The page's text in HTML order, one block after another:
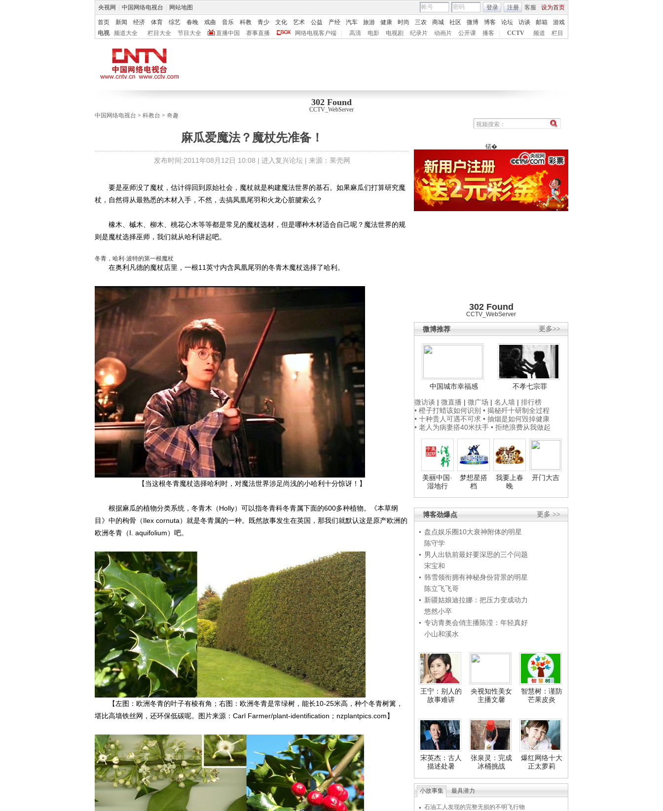
央视网 中国网络电视台 网站地图 客服 设为首页
登录 注册
首页 新闻 经济 体育 综艺 春晚 戏曲 音乐 科教 青少 文化 艺术 公益 产经 汽车 旅游 健康 时尚 三农 商城 社区 微博 博客 论坛 访谈 邮箱
游戏
电视
频道大全 栏目大全 节目大全 直播中国 赛事直播 网络电视客户端 高清 电影 电视剧 纪录片 动画片 公开课 播客 CCTV 频道 栏目
302 Found
CCTV_WebServer
中国网络电视台 > 科教台 > 奇趣
锘�
302 Found
CCTV_WebServer
更多>>
微博推荐
中国城市幸福感
不孝七宗罪
微访谈 | 微直播 | 微广场 | 名人墙 | 排行榜
• 橙子打蜡该如何识别 • 揭秘歼十研制全过程
• 十种贵人可遇不可求 • 抽烟是如何毁掉健康
• 老人为病妻搭40米扶手 • 拒绝浪费从我做起
美丽中国·
湿地行
梦想星搭
档
我要上春
晚
开门大吉
更多 >>
博客劲爆点
盘点娱乐圈10大衰神附体的明星
陈守学
男人出轨前最好要深思的三个问题
宋宝和
韩雪领衔拥有神秘身份背景的明星
陈立飞飞哥
新疆姑娘迪拉娜：把压力变成动力
悠然小卒
专访青奥会俏主播陈滢：年轻真好
小山和溪水
王宁：别人的
故事难讲
央视知性美女
主播文馨
智慧树：谨防
芒果皮炎
宋英杰：古人
描述处暑
张泉灵：完成
冰桶挑战
爆红网络十大
正太萝莉
小故事集 最具潜力
石油工人发现的完整无损的不明飞行物
麻瓜爱魔法？魔杖先准备！
发布时间:2011年08月12日 10:08 | 进入复兴论坛| 来源： 果壳网
要是巫师没了魔杖，估计得回到原始社会，魔杖就是构建魔法世界的基石。如果麻瓜们打算研究魔
杖，自然得从最熟悉的木材入手，不然，去搞凤凰尾羽和火龙心脏腱索么？
橡木、槭木、柳木、桃花心木等等都是常见的魔杖选材，但是哪种木材适合自己呢？魔法世界的规
则是魔杖选择巫师，我们就从哈利讲起吧。
冬青，哈利·波特的第一根魔杖
在奥利凡德的魔杖店里，一根11英寸内含凤凰尾羽的冬青木魔杖选择了哈利。
【当这根冬青魔杖选择哈利时，对魔法世界涉足尚浅的小哈利十分惊讶！】
根据麻瓜的植物分类系统，冬青木（Holly）可以指冬青科冬青属下面的600多种植物。《本草纲
目》中的枸骨（Ilex cornuta）就是冬青属的一种。既然故事发生在英国，那我们就默认这是原产欧洲的
欧洲冬青（I. aquifolium）吧。
【左图：欧洲冬青的叶子有棱有角；右图：欧洲冬青是常绿树，能长10-25米高，种个冬青树篱，
堪比高墙铁丝网，还环保低碳呢。图片来源：Carl Farmer/plant-identification；nzplantpics.com】